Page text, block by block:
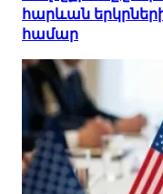
հարևան
համար